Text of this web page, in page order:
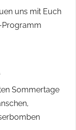
uns mit Euch
Programm
Sommertage